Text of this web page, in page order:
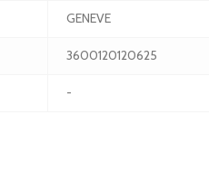
GENEVE
3600120120625
-